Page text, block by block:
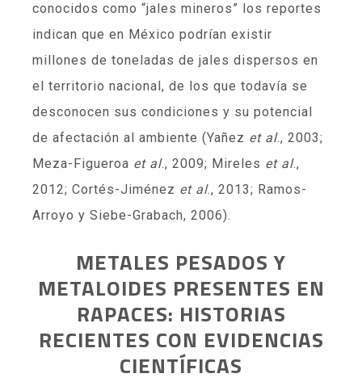
conocidos como “jales mineros” los reportes
indican que en México podrían existir
millones de toneladas de jales dispersos en
el territorio nacional, de los que todavía se
desconocen sus condiciones y su potencial
de afectación al ambiente (Yañez et al., 2003;
Meza-Figueroa et al., 2009; Mireles et al.,
2012; Cortés-Jiménez et al., 2013; Ramos-
Arroyo y Siebe-Grabach, 2006).
METALES PESADOS Y
METALOIDES PRESENTES EN
RAPACES: HISTORIAS
RECIENTES CON EVIDENCIAS
CIENTÍFICAS